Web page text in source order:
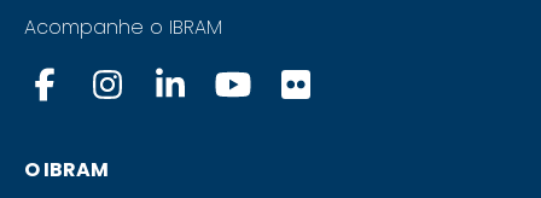
Acompanhe o IBRAM
O IBRAM